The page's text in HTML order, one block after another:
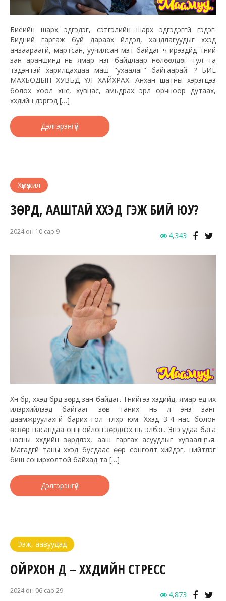
Биеийн шарх эдгэдэг, сэтгэлийн шарх эдгэдэггүй гэдэг.
Бидний гаргаж буй дараах үйлдэл, хандлагуудыг хүүхэд
анзаараагүй, мартсан, уучилсан мэт байдаг ч ирээдүйд түүний
зан араншинд нь ямар нэг байдлаар нөлөөлдөг тул та
тэдэнтэй харилцахдаа маш "ухаалаг" байгаарай. ? БИЕ
МАХБОДЫН ХУВЬД ҮЛ ХАЙХРАХ: Анхан шатны хэрэгцээ
болох хоол хүнс, хувцас, амьдрах эрүүл орчноор дутаах,
хүүхдийн дэргэд […]
Дэлгэрэнгүй
Хүмүүжил
ЗӨРҮҮД, ААШТАЙ ХҮҮХЭД ГЭЖ БИЙ ЮУ?
2024 он 10 сар 9 4,343
Хүн бүр, хүүхэд бүрд зөрүүд зан байдаг. Түүнийгээ хэдийд, ямар үед их
илэрхийлээд байгааг зөв таних нь л энэ занг
даамжруулахгүй барих гол түлхүүр юм. Хүүхэд 3-4 нас болон
өсвөр насандаа онцгойлон зөрүүдлэх нь элбэг. Энэ удаа бага
насны хүүхдийн зөрүүдлэх, ааш гаргах асуудлыг хуваалцъя.
Магадгүй таны хүүхэд бусдаас өөр сонголт хийдэг, нийтлэг
биш сонирхолтой байхад та […]
Дэлгэрэнгүй
Ээж, аавуудад
ОЙРХОН ДҮҮ – ХҮҮХДИЙН СТРЕСС
2024 он 06 сар 29 4,873